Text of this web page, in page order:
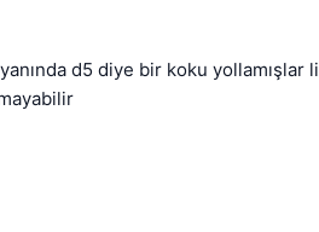
d5 diye bir koku